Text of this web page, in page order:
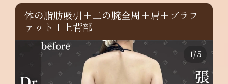
体の脂肪吸引+二の腕全周+肩+ブラフ
ァット+上背部
1/5